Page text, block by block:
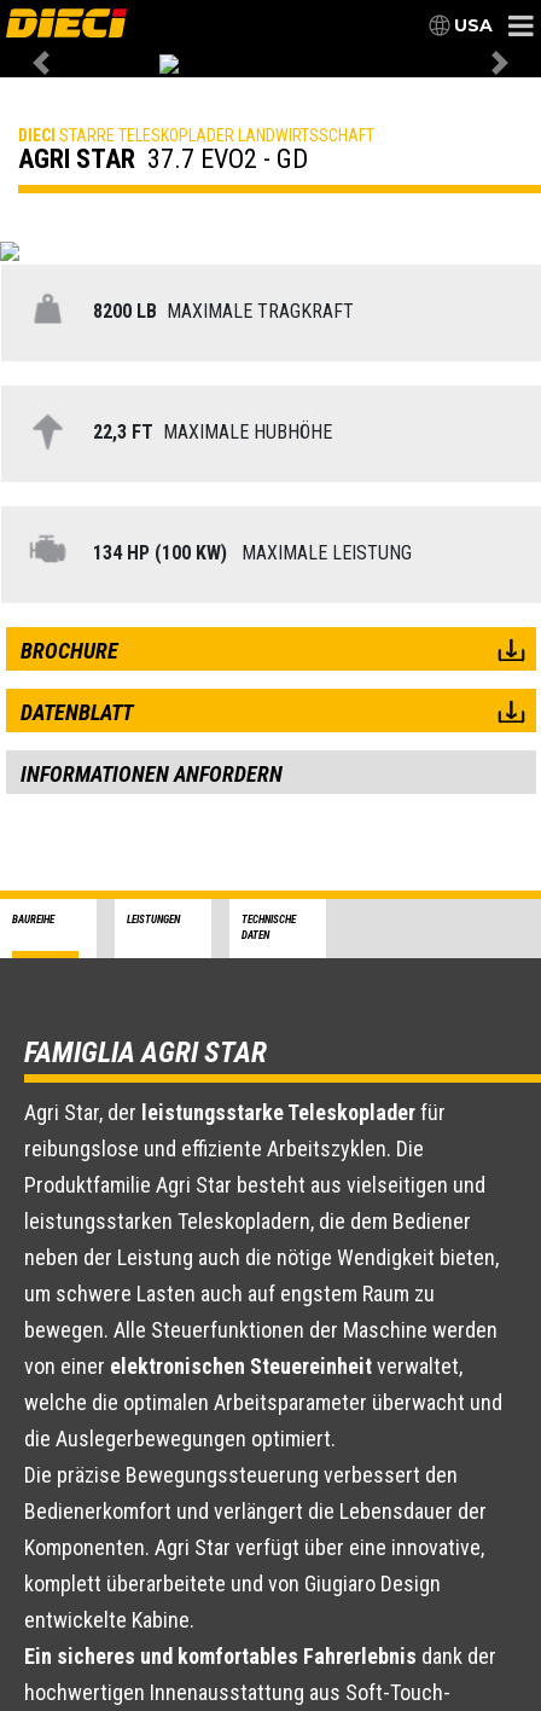
USA
Previous
DIECI STARRE TELESKOPLADER LANDWIRTSSCHAFT
AGRI STAR 37.7 EVO2 - GD
8200 LB MAXIMALE TRAGKRAFT
22,3 FT MAXIMALE HUBHÖHE
134 HP (100 KW) MAXIMALE LEISTUNG
BROCHURE
DATENBLATT
INFORMATIONEN ANFORDERN
BAUREIHE LEISTUNGEN
TECHNISCHE
DATEN
FAMIGLIA AGRI STAR
Agri Star, der leistungsstarke Teleskopladerfür
reibungslose und effiziente Arbeitszyklen. Die
Produktfamilie Agri Star besteht aus vielseitigen und
leistungsstarken Teleskopladern, die dem Bediener
neben der Leistung auch die nötige Wendigkeit bieten,
um schwere Lasten auch auf engstem Raum zu
bewegen. Alle Steuerfunktionen der Maschine werden
von einer elektronischen Steuereinheitverwaltet,
welche die optimalen Arbeitsparameter überwacht und
die Auslegerbewegungen optimiert.
Die präzise Bewegungssteuerung verbessert den
Bedienerkomfort und verlängert die Lebensdauer der
Komponenten. Agri Star verfügt über eine innovative,
komplett überarbeitete und von Giugiaro Design
entwickelte Kabine.
Ein sicheres und komfortables Fahrerlebnis dank der
hochwertigen Innenausstattung aus Soft-Touch-